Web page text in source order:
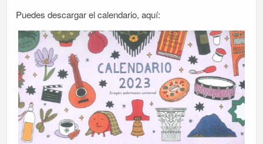
Puedes descargar el calendario, aquí: